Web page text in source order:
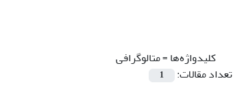
کلیدواژه‌ها =متالوگرافی
تعداد مقالات:
1